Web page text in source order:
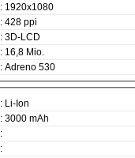
: 1920x1080
: 428 ppi
: 3D-LCD
: 16,8 Mio.
: Adreno 530
: Li-Ion
: 3000 mAh
:
: